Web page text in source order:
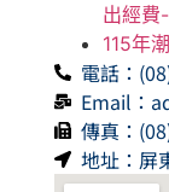
出經費
115年
電話：
Email：
傳真：
地址：屏